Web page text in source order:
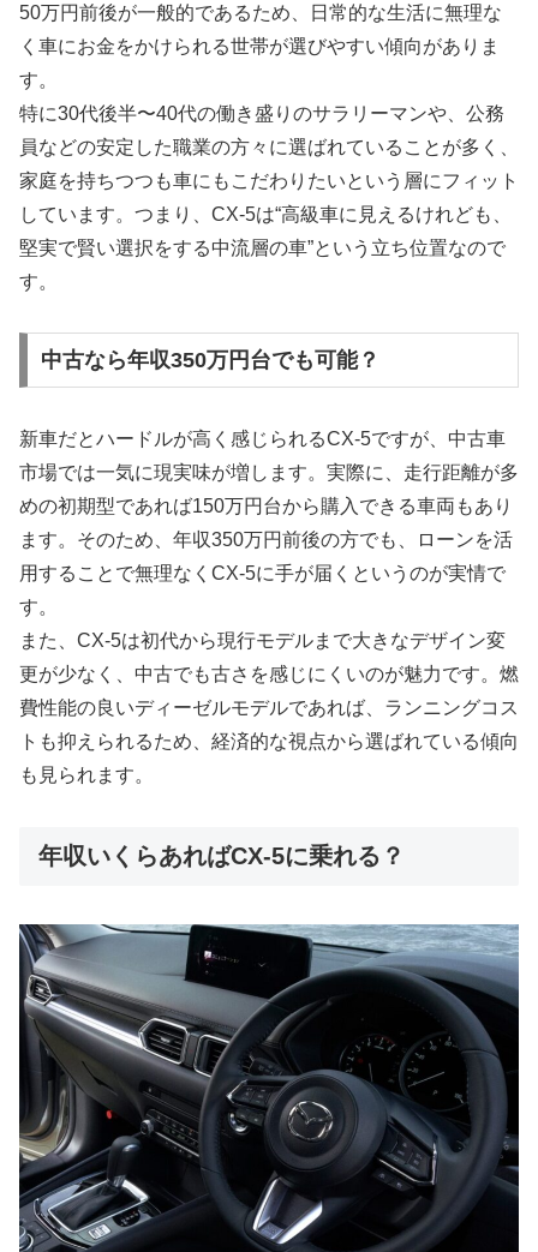
50万円前後が一般的であるため、日常的な生活に無理な
く車にお金をかけられる世帯が選びやすい傾向がありま
す。
特に30代後半〜40代の働き盛りのサラリーマンや、公務
員などの安定した職業の方々に選ばれていることが多く、
家庭を持ちつつも車にもこだわりたいという層にフィット
しています。つまり、CX-5は“高級車に見えるけれども、
堅実で賢い選択をする中流層の車”という立ち位置なので
す。
中古なら年収350万円台でも可能？
新車だとハードルが高く感じられるCX-5ですが、中古車
市場では一気に現実味が増します。実際に、走行距離が多
めの初期型であれば150万円台から購入できる車両もあり
ます。そのため、年収350万円前後の方でも、ローンを活
用することで無理なくCX-5に手が届くというのが実情で
す。
また、CX-5は初代から現行モデルまで大きなデザイン変
更が少なく、中古でも古さを感じにくいのが魅力です。燃
費性能の良いディーゼルモデルであれば、ランニングコス
トも抑えられるため、経済的な視点から選ばれている傾向
も見られます。
年収いくらあればCX-5に乗れる？